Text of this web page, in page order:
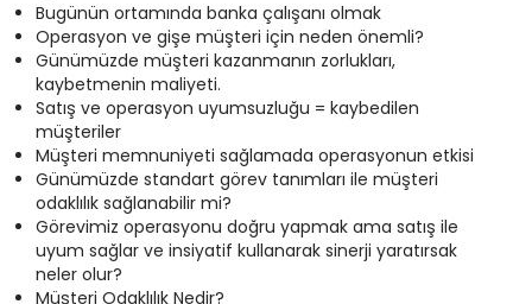
Bugünün ortamında banka çalışanı olmak
Operasyon ve gişe müşteri için neden önemli?
Günümüzde müşteri kazanmanın zorlukları,
kaybetmenin maliyeti.
Satış ve operasyon uyumsuzluğu = kaybedilen
müşteriler
Müşteri memnuniyeti sağlamada operasyonun etkisi
Günümüzde standart görev tanımları ile müşteri
odaklılık sağlanabilir mi?
Görevimiz operasyonu doğru yapmak ama satış ile
uyum sağlar ve insiyatif kullanarak sinerji yaratırsak
neler olur?
Müşteri Odaklılık Nedir?